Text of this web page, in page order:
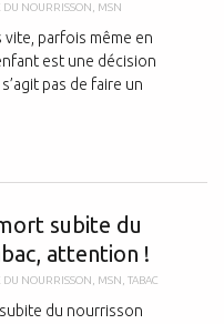
DU NOURRISSON MSN
vite, parfois même en
est une décision
pas de faire un
subite du
attention !
DU NOURRISSON MSN TABAC
du nourrisson